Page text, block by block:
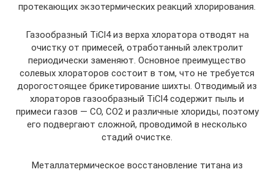
протекающих экзотермических реакций хлорирования.
Газообразный TiCl4 из верха хлоратора отводят на
очистку от примесей, отработанный электролит
периодически заменяют. Основное преимущество
солевых хлораторов состоит в том, что не требуется
дорогостоящее брикетирование шихты. Отводимый из
хлораторов газообразный TiCl4 содержит пыль и
примеси газов — СО, СO2 и различные хлориды, поэтому
его подвергают сложной, проводимой в несколько
стадий очистке.
Металлатермическое восстановление титана из